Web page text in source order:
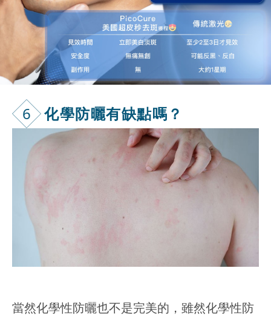
6 化學防曬有缺點嗎？
當然化學性防曬也不是完美的，雖然化學性防